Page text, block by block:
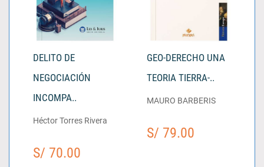
DELITO DE
NEGOCIACIÓN
INCOMPA..
Héctor Torres Rivera
S/ 70.00
GEO-DERECHO UNA
TEORIA TIERRA-..
MAURO BARBERIS
S/ 79.00